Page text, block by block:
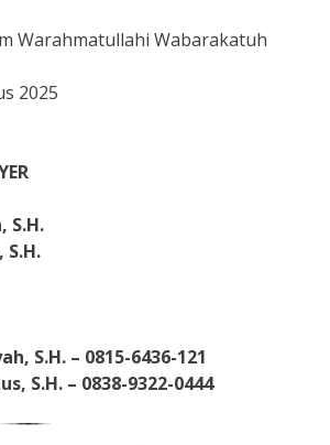
Warahmatullahi Wabarakatuh
2025
S.H.
S.H. – 0815-6436-121
S.H. – 0838-9322-0444